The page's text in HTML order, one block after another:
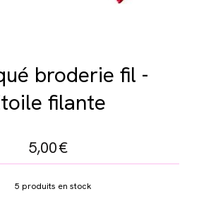
broderie fil -
filante
5,00€
5 produits en stock